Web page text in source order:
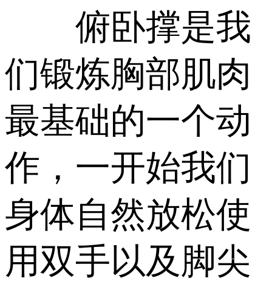
俯卧撑是我
们锻炼胸部肌肉
最基础的一个动
作，一开始我们
身体自然放松使
用双手以及脚尖